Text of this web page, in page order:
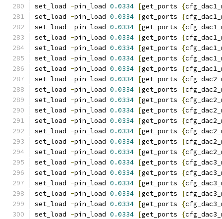
set_load -pin_load 0.0334 [get_ports {
set_load -pin_load 0.0334 [get_ports {
set_load -pin_load 0.0334 [get_ports {
set_load -pin_load 0.0334 [get_ports {
set_load -pin_load 0.0334 [get_ports {
set_load -pin_load 0.0334 [get_ports {
set_load -pin_load 0.0334 [get_ports {
set_load -pin_load 0.0334 [get_ports {
set_load -pin_load 0.0334 [get_ports {
set_load -pin_load 0.0334 [get_ports {
set_load -pin_load 0.0334 [get_ports {
set_load -pin_load 0.0334 [get_ports {
set_load -pin_load 0.0334 [get_ports {
set_load -pin_load 0.0334 [get_ports {
set_load -pin_load 0.0334 [get_ports {
set_load -pin_load 0.0334 [get_ports {
set_load -pin_load 0.0334 [get_ports {
set_load -pin_load 0.0334 [get_ports {
set_load -pin_load 0.0334 [get_ports {
set_load -pin_load 0.0334 [get_ports {
set_load -pin_load 0.0334 [get_ports {